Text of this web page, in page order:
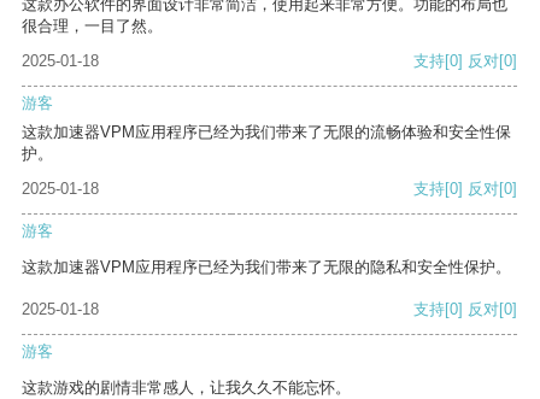
这款办公软件的界面设计非常简洁，使用起来非常方便。功能的布局也
很合理，一目了然。
2025-01-18
支持[0] 反对[0]
游客
这款加速器VPM应用程序已经为我们带来了无限的流畅体验和安全性保
护。
2025-01-18
支持[0] 反对[0]
游客
这款加速器VPM应用程序已经为我们带来了无限的隐私和安全性保护。
2025-01-18 支持[0] 反对[0]
游客
这款游戏的剧情非常感人，让我久久不能忘怀。